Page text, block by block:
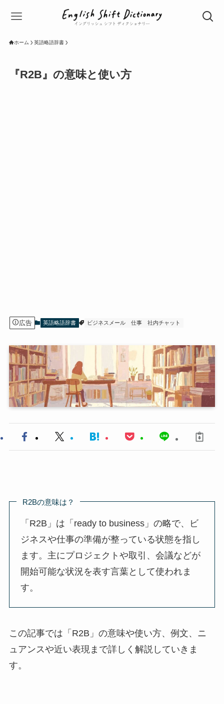
ホーム 英語略語辞書
『R2B』の意味と使い方
広告 英語略語辞書 ビジネスメール 仕事 社内チャット
R2Bの意味は？
「R2B」は「ready to business」の略で、ビ
ジネスや仕事の準備が整っている状態を指し
ます。主にプロジェクトや取引、会議などが
開始可能な状況を表す言葉として使われま
す。
この記事では「R2B」の意味や使い方、例文、ニ
ュアンスや近い表現まで詳しく解説していきま
す。